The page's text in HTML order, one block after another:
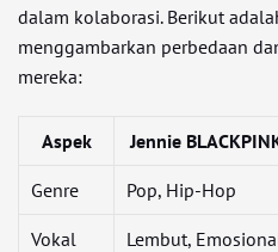
dalam kolaborasi. Berikut
menggambarkan perbedaan
mereka:
Aspek Jennie
Genre Pop, Hip-Hop
Vokal Lembut,